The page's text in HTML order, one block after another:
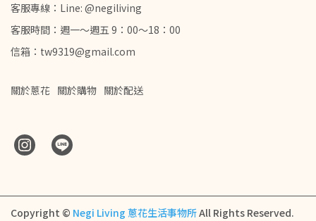
客服專線：Line: @negiliving
客服時間：週一～週五 9：00～18：00
信箱：tw9319@gmail.com
關於蔥花 關於購物 關於配送
Copyright © Negi Living 蔥花生活事物所All Rights Reserved.